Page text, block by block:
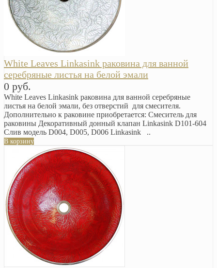
White Leaves Linkasink раковина для ванной
серебряные листья на белой эмали
0 руб.
White Leaves Linkasink раковина для ванной серебряные
листья на белой эмали, без отверстий для смесителя.
Дополнительно к раковине приобретается: Смеситель для
раковины Декоративный донный клапан Linkasink D101-604
Cлив модель D004, D005, D006 Linkasink ..
В корзину